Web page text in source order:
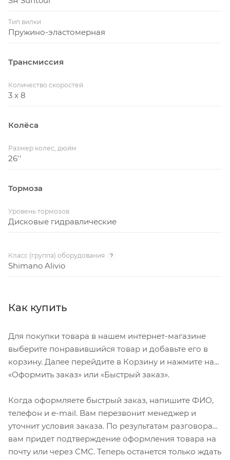
ВЕС
Тип вилки
Пружино-эластомерная
Трансмиссия
Количество скоростей
3 x 8
Колёса
Размер колес, дюйм
26''
Тормоза
Уровень тормозов
Дисковые гидравлические
Класс (группа) оборудования ?
Shimano Alivio
Как купить
Для покупки товара в нашем интернет-магазине
выберите понравившийся товар и добавьте его в
корзину. Далее перейдите в Корзину и нажмите на
«Оформить заказ» или «Быстрый заказ».
Когда оформляете быстрый заказ, напишите ФИО,
телефон и e-mail. Вам перезвонит менеджер и
уточнит условия заказа. По результатам разговора
вам придет подтверждение оформления товара на
почту или через СМС. Теперь останется только ждать